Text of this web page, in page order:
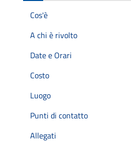
Cos'è
A chi è rivolto
Date e Orari
Costo
Luogo
Punti di contatto
Allegati